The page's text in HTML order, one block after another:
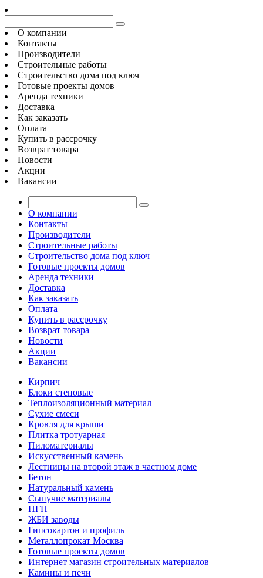
О компании
Контакты
Производители
Строительные работы
Строительство дома под ключ
Готовые проекты домов
Аренда техники
Доставка
Как заказать
Оплата
Купить в рассрочку
Возврат товара
Новости
Акции
Вакансии
О компании
Контакты
Производители
Строительные работы
Строительство дома под ключ
Готовые проекты домов
Аренда техники
Доставка
Как заказать
Оплата
Купить в рассрочку
Возврат товара
Новости
Акции
Вакансии
Кирпич
Блоки стеновые
Теплоизоляционный материал
Сухие смеси
Кровля для крыши
Плитка тротуарная
Пиломатериалы
Искусственный камень
Лестницы на второй этаж в частном доме
Бетон
Натуральный камень
Сыпучие материалы
ПГП
ЖБИ заводы
Гипсокартон и профиль
Металлопрокат Москва
Готовые проекты домов
Интернет магазин строительных материалов
Камины и печи